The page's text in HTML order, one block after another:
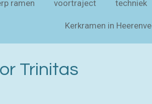
ramen voortraject techniek
Kerkramen in
Trinitas